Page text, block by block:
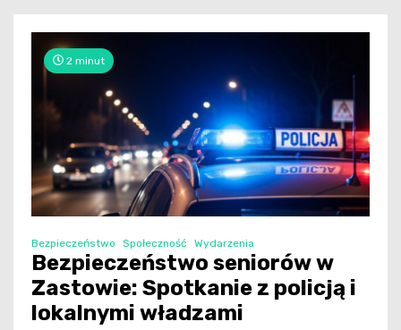
2 minut
Bezpieczeństwo Społeczność Wydarzenia
Bezpieczeństwo seniorów w
Zastowie: Spotkanie z policją i
lokalnymi władzami